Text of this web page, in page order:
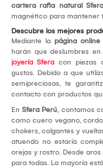
cartera rafia natural Sfera
magnético para mantener
Descubre los mejores
Mediante la página
harán que deslumbres
joyería Sfera con piezas
gustos. Debido a que
semipreciosas, te
contacto con productos
En Sfera Perú, contamos
como cuero vegano,
chokers, colgantes y
atuendo no estaría
orejas y rostro. Desde
para todas. La mayoría